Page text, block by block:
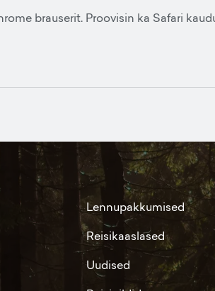
brauserit. Proovisin ka Safari
Lennupakkumised
Reisikaaslased
Uudised